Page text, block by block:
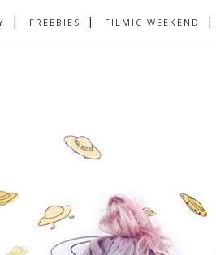
FREEBIES FILMIC WEEKEND